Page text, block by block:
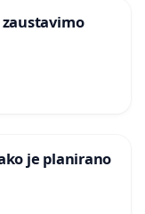
je planirano